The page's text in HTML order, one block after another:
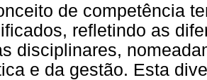
de competência
refletindo as
disciplinares,
e da gestão. Esta